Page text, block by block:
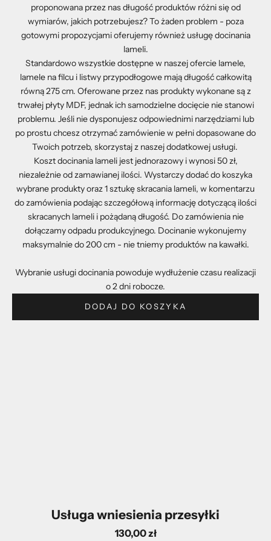
proponowana przez nas długość produktów różni się od
wymiarów, jakich potrzebujesz? To żaden problem - poza
gotowymi propozycjami oferujemy również usługę docinania
lameli.
Standardowo wszystkie dostępne w naszej ofercie lamele,
lamele na filcu i listwy przypodłogowe mają długość całkowitą
równą 275 cm. Oferowane przez nas produkty wykonane są z
trwałej płyty MDF, jednak ich samodzielne docięcie nie stanowi
problemu. Jeśli nie dysponujesz odpowiednimi narzędziami lub
po prostu chcesz otrzymać zamówienie w pełni dopasowane do
Twoich potrzeb, skorzystaj z naszej dodatkowej usługi.
Koszt docinania lameli jest jednorazowy i wynosi 50 zł,
niezależnie od zamawianej ilości. Wystarczy dodać do koszyka
wybrane produkty oraz 1 sztukę skracania lameli, w komentarzu
do zamówienia podając szczegółową informację dotyczącą ilości
skracanych lameli i pożądaną długość. Do zamówienia nie
dołączamy odpadu produkcyjnego. Docinanie wykonujemy
maksymalnie do 200 cm - nie tniemy produktów na kawałki.
Wybranie usługi docinania powoduje wydłużenie czasu realizacji
o 2 dni robocze.
DODAJ DO KOSZYKA
Usługa wniesienia przesyłki
130,00 zł